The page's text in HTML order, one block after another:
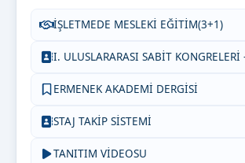
İŞLETMEDE MESLEKİ EĞİTİM(3+1)
I. ULUSLARARASI SABİT
ERMENEK AKADEMİ DERGİSİ
STAJ TAKİP SİSTEMİ
TANITIM VİDEOSU